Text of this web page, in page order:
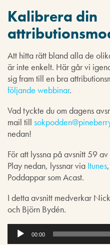
Kalibrera din
Att hitta rätt bland alla de
är inte enkelt. Här går vi
sig fram till en bra
följande webbinar.
Vad tyckte du om dagens
mail till
nedan!
För att lyssna på avsnitt 59
Play nedan, lyssnar via Itunes,
Poddappar som Acast.
I detta avsnitt medverkar
och Björn Bydén.
00:00